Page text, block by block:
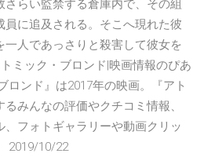
らい監禁する倉庫内で、その組
に追及される。そこへ現れた彼
人であっさりと殺害して彼女を
ミック・ブロンド|映画情報のぴあ
ロンド』は2017年の映画。『アト
みんなの評価やクチコミ情報、
フォトギャラリーや動画クリッ
2019/10/22